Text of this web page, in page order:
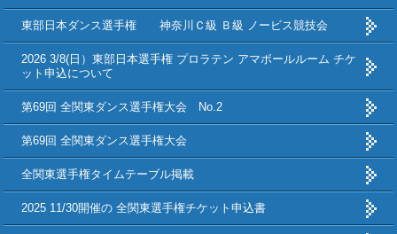
東部日本ダンス選手権 神奈川Ｃ級 Ｂ級 ノービス競技会
2026 3/8(日）東部日本選手権 プロラテン アマボールルーム チケ
ット申込について
第69回 全関東ダンス選手権大会 No.2
第69回 全関東ダンス選手権大会
全関東選手権タイムテーブル掲載
2025 11/30開催の 全関東選手権チケット申込書